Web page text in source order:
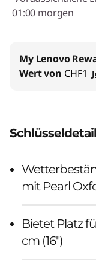
01:00 morgen
My Lenovo
Wert von CHF1
mit Pearl
Bietet Platz
cm (16")